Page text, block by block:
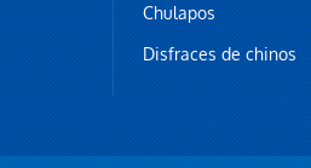
Chulapos
Disfraces de chinos